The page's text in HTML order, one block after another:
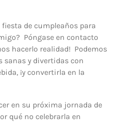
de cumpleaños para
Póngase en contacto
hacerlo realidad!  Podemos
sanas y divertidas con
¡y convertirla en la
en su próxima jornada de
qué no celebrarla en